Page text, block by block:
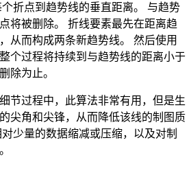
折点到趋势线的垂直距离。 与趋势
将被删除。 折线要素最先在距离趋
从而构成两条新趋势线。 然后使用
个过程将持续到与趋势线的距离小于
除为止。
节过程中，此算法非常有用，但是生
尖角和尖锋，从而降低该线的制图质
少量的数据缩减或压缩，以及对制